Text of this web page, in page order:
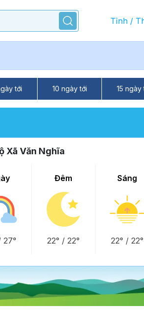
Tỉnh /
tới 10 ngày tới 15 ngày
Xã Văn Nghĩa
27°
Đêm
22° / 22°
Sáng
22° / 22°